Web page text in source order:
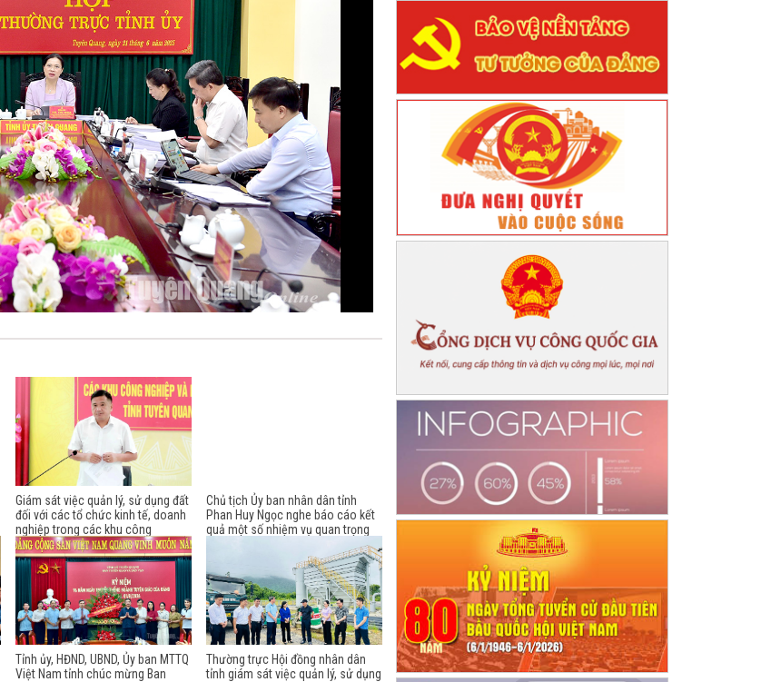
Giám sát việc quản lý, sử dụng đất
đối với các tổ chức kinh tế, doanh
nghiệp trong các khu công
nghiệp, khu kinh tế tỉnh
Chủ tịch Ủy ban nhân dân tỉnh
Phan Huy Ngọc nghe báo cáo kết
quả một số nhiệm vụ quan trọng
Tỉnh ủy, HĐND, UBND, Ủy ban MTTQ
Việt Nam tỉnh chúc mừng Ban
Thường trực Hội đồng nhân dân
tỉnh giám sát việc quản lý, sử dụng